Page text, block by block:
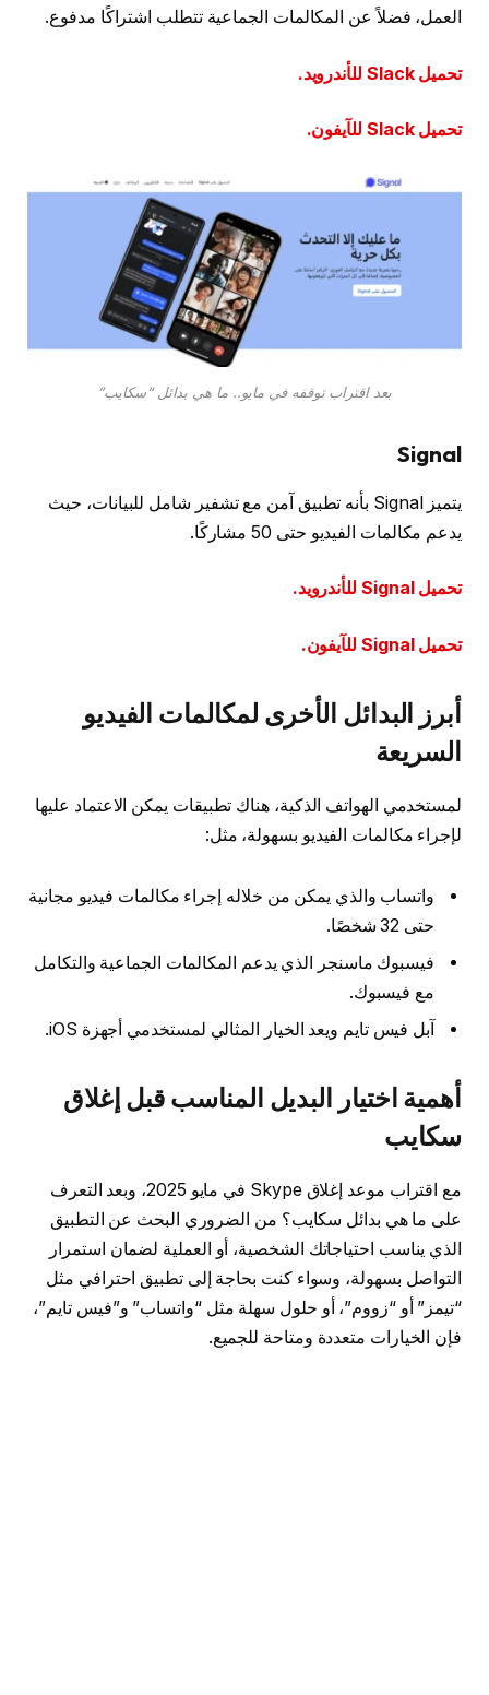
العمل، فضلاً عن المكالمات الجماعية تتطلب اشتراكًا مدفوع.
تحميل Slack للأندرويد.
تحميل Slack للآيفون.
بعد اقتراب توقفه في مايو.. ما هي بدائل “سكايب”
Signal
يتميز Signal بأنه تطبيق آمن مع تشفير شامل للبيانات، حيث
يدعم مكالمات الفيديو حتى 50 مشاركًا.
تحميل Signal للأندرويد.
تحميل Signal للآيفون.
أبرز البدائل الأخرى لمكالمات الفيديو
السريعة
لمستخدمي الهواتف الذكية، هناك تطبيقات يمكن الاعتماد عليها
لإجراء مكالمات الفيديو بسهولة، مثل:
واتساب والذي يمكن من خلاله إجراء مكالمات فيديو مجانية
حتى 32 شخصًا.
فيسبوك ماسنجر الذي يدعم المكالمات الجماعية والتكامل
مع فيسبوك.
آبل فيس تايم ويعد الخيار المثالي لمستخدمي أجهزة iOS.
أهمية اختيار البديل المناسب قبل إغلاق
سكايب
مع اقتراب موعد إغلاق Skype في مايو 2025، وبعد التعرف
على ما هي بدائل سكايب؟ من الضروري البحث عن التطبيق
الذي يناسب احتياجاتك الشخصية، أو العملية لضمان استمرار
التواصل بسهولة، وسواء كنت بحاجة إلى تطبيق احترافي مثل
“تيمز” أو “زووم”، أو حلول سهلة مثل “واتساب” و”فيس تايم”،
فإن الخيارات متعددة ومتاحة للجميع.